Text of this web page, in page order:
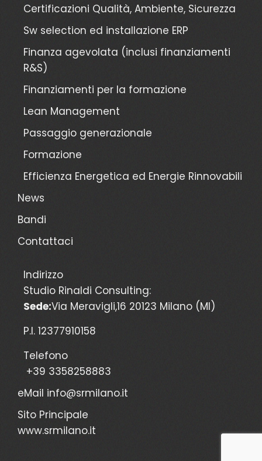
Certificazioni Qualità, Ambiente, Sicurezza
Sw selection ed installazione ERP
Finanza agevolata (inclusi finanziamenti
R&S)
Finanziamenti per la formazione
Lean Management
Passaggio generazionale
Formazione
Efficienza Energetica ed Energie Rinnovabili
News
Bandi
Contattaci
Indirizzo
Studio Rinaldi Consulting:
Sede:Via Meravigli,16 20123 Milano (MI)
P.I. 12377910158
Telefono
+39 3358258883
eMail info@srmilano.it
Sito Principale
www.srmilano.it